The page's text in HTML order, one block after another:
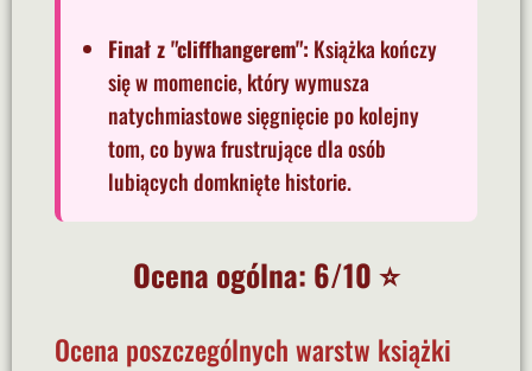
Finał z "cliffhangerem": Książka kończy
się w momencie, który wymusza
natychmiastowe sięgnięcie po kolejny
tom, co bywa frustrujące dla osób
lubiących domknięte historie.
Ocena ogólna: 6/10 ⭐
Ocena poszczególnych warstw książki